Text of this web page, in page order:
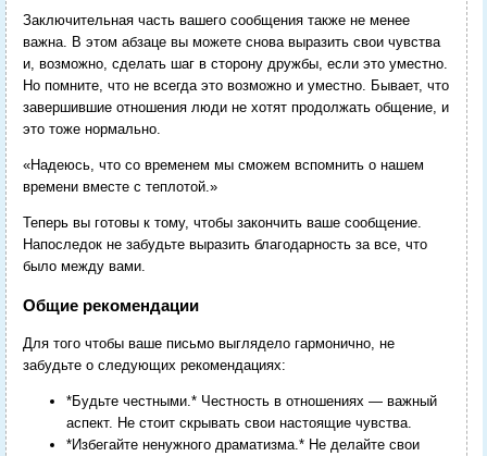
Заключительная часть вашего сообщения также не менее
важна. В этом абзаце вы можете снова выразить свои чувства
и, возможно, сделать шаг в сторону дружбы, если это уместно.
Но помните, что не всегда это возможно и уместно. Бывает, что
завершившие отношения люди не хотят продолжать общение, и
это тоже нормально.
«Надеюсь, что со временем мы сможем вспомнить о нашем
времени вместе с теплотой.»
Теперь вы готовы к тому, чтобы закончить ваше сообщение.
Напоследок не забудьте выразить благодарность за все, что
было между вами.
Общие рекомендации
Для того чтобы ваше письмо выглядело гармонично, не
забудьте о следующих рекомендациях:
*Будьте честными.* Честность в отношениях — важный
аспект. Не стоит скрывать свои настоящие чувства.
*Избегайте ненужного драматизма.* Не делайте свои